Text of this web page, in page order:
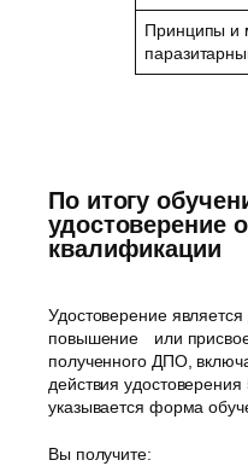
Принципы и
По итогу
удостоверение
квалификации
Удостоверение
повышение или
полученного ДПО,
действия
указывается форма
Вы получите: